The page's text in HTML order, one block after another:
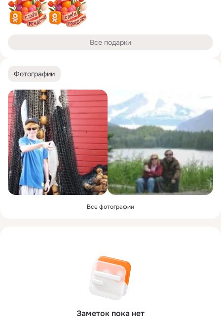
Фотографии
Все фотографии
Заметок пока нет
Все подарки